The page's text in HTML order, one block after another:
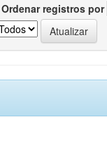
Ordenar registros por